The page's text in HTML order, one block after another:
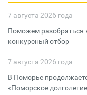
7 августа 2026 года
Поможем разобраться
конкурсный отбор
7 августа 2026 года
В Поморье
«Поморское